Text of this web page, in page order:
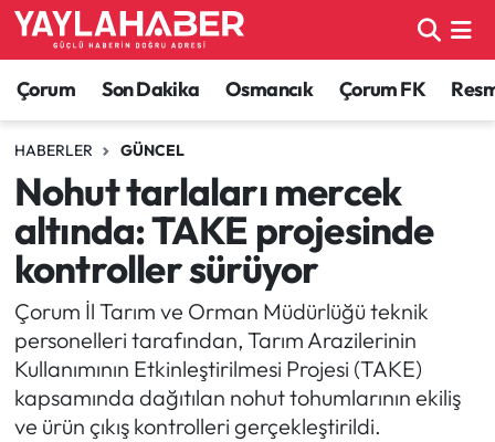
Çorum Son Dakika Osmancık Çorum FK
HABERLER GÜNCEL
Nohut tarlaları mercek
altında: TAKE projesinde
kontroller sürüyor
Çorum İl Tarım ve Orman Müdürlüğü teknik
personelleri tarafından, Tarım Arazilerinin
Kullanımının Etkinleştirilmesi Projesi (TAKE)
kapsamında dağıtılan nohut tohumlarının ekiliş
ve ürün çıkış kontrolleri gerçekleştirildi.
Alaca Haberleri
Bayat Haberleri
Bilgi - Keşfet Haberleri
Bilim ve Teknoloji
Boğazkale Haberleri
Çorum Haberleri
Çorum Son Dakika Haberleri
Çorum Nöbetçi Eczaneler
Çorum Hava Durumu
Çorum Namaz Vakitleri
Çorum Trafik Yoğunluk Haritası
TFF 1.Lig Puan Durumu ve Fikstür
Tüm Manşetler
Son Dakika Haberleri